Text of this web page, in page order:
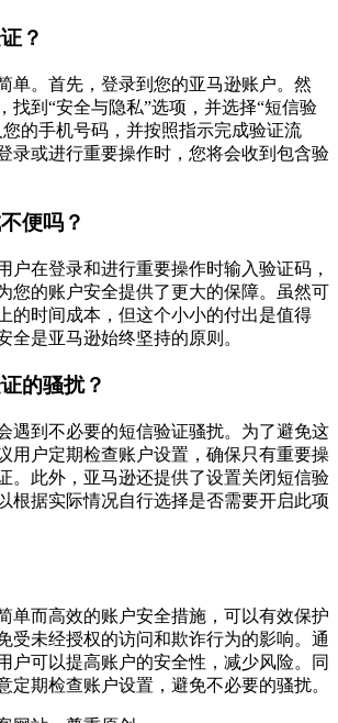
？
单。首先，登录到您的亚马逊账户。然
找到“安全与隐私”选项，并选择“短信验
的手机号码，并按照指示完成验证流
录或进行重要操作时，您将会收到包含验
便吗？
户在登录和进行重要操作时输入验证码，
您的账户安全提供了更大的保障。虽然可
的时间成本，但这个小小的付出是值得
全是亚马逊始终坚持的原则。
的骚扰？
遇到不必要的短信验证骚扰。为了避免这
用户定期检查账户设置，确保只有重要操
。此外，亚马逊还提供了设置关闭短信验
根据实际情况自行选择是否需要开启此项
单而高效的账户安全措施，可以有效保护
受未经授权的访问和欺诈行为的影响。通
户可以提高账户的安全性，减少风险。同
定期检查账户设置，避免不必要的骚扰。